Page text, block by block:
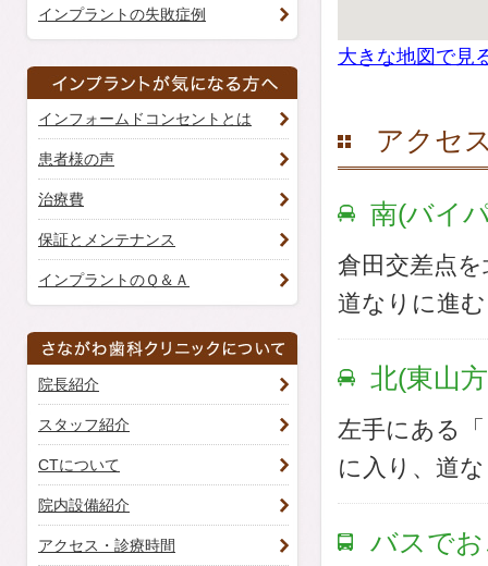
大きな地図で見
アクセ
南(バイ
倉田交差点
道なりに進
北(東山
左手にある
に入り、道
バスで
インプラントの失敗症例
インフォームドコンセントとは
患者様の声
治療費
保証とメンテナンス
インプラントのＱ＆Ａ
院長紹介
スタッフ紹介
CTについて
院内設備紹介
アクセス・診療時間